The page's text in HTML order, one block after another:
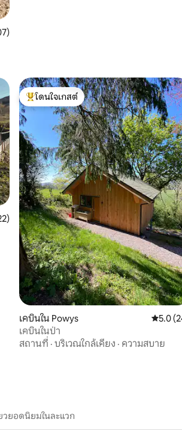
4.98 จาก 5, 107 รีวิว
ฉลี่ย 5.0 จาก 5, 22 รีวิว
โดนใจเกสต์ที่สุด
โดนใจเกสต์
เคบินใน Powys คะแนน
5.0
เคบินในป่า
สถานที่ · บริเวณใกล้เคียง · ความสบาย
ยอดนิยมในละแวก